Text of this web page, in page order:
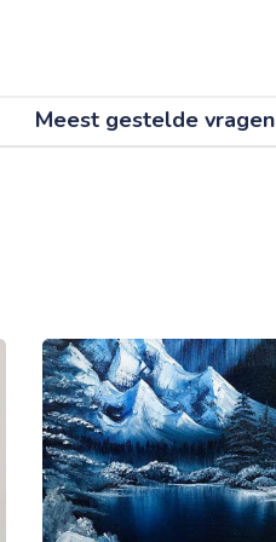
Meest gestelde vragen